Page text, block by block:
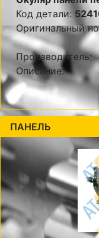
Код детали:
Оригинальный
Производитель:
Описание:
ПАНЕЛЬ